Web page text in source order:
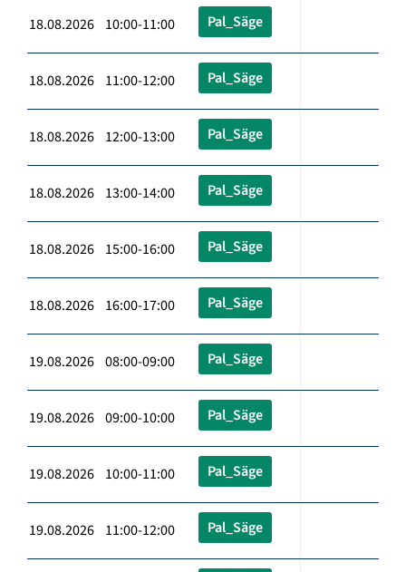
18.08.2026 10:00-11:00 Pal_Säge
18.08.2026 11:00-12:00 Pal_Säge
18.08.2026 12:00-13:00 Pal_Säge
18.08.2026 13:00-14:00 Pal_Säge
18.08.2026 15:00-16:00 Pal_Säge
18.08.2026 16:00-17:00 Pal_Säge
19.08.2026 08:00-09:00 Pal_Säge
19.08.2026 09:00-10:00 Pal_Säge
19.08.2026 10:00-11:00 Pal_Säge
19.08.2026 11:00-12:00 Pal_Säge